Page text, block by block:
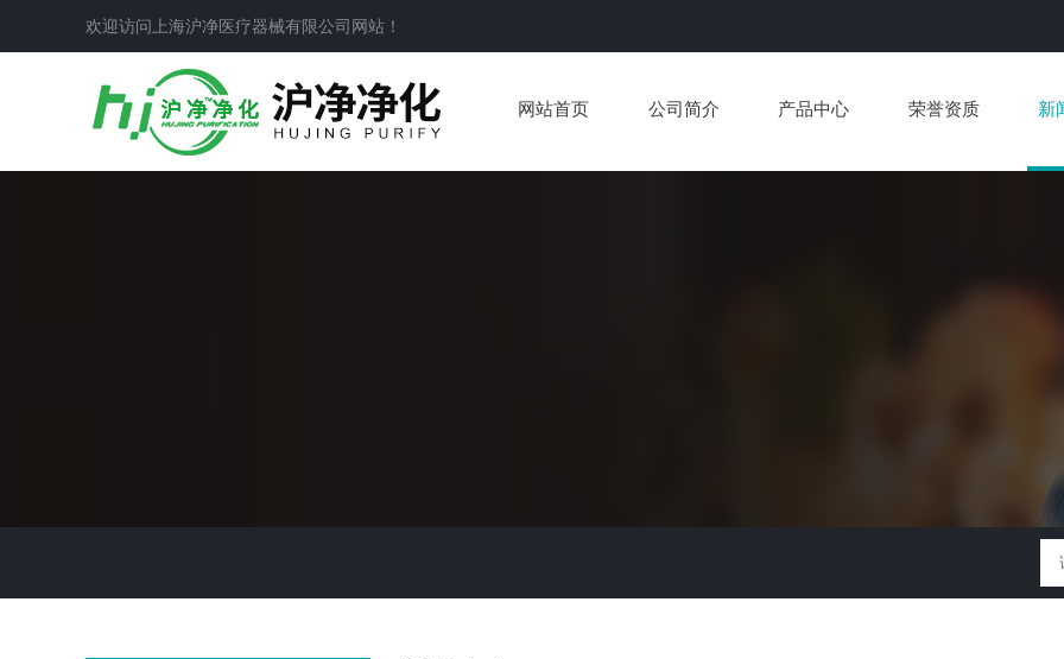
欢迎访问上海沪净医疗器械有限公司网站！
网站首页 公司简介 产品中心 荣誉资质 新